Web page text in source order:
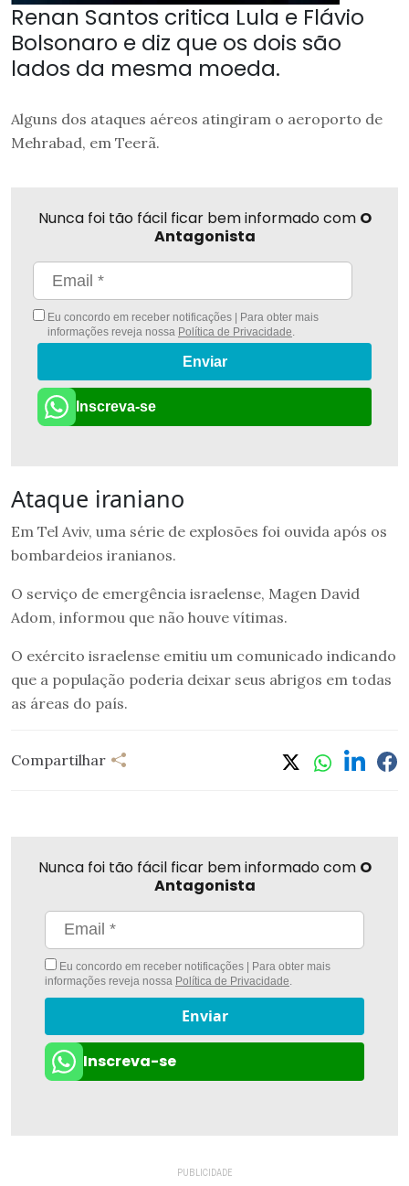
Renan Santos critica Lula e Flávio
Bolsonaro e diz que os dois são
lados da mesma moeda.
Alguns dos ataques aéreos atingiram o aeroporto de
Mehrabad, em Teerã.
Nunca foi tão fácil ficar bem informado com O
Antagonista
Eu concordo em receber notificações | Para obter mais
informações reveja nossa Política de Privacidade.
Enviar
Inscreva-se
Ataque iraniano
Em Tel Aviv, uma série de explosões foi ouvida após os
bombardeios iranianos.
O serviço de emergência israelense, Magen David
Adom, informou que não houve vítimas.
O exército israelense emitiu um comunicado indicando
que a população poderia deixar seus abrigos em todas
as áreas do país.
Compartilhar
Nunca foi tão fácil ficar bem informado com O
Antagonista
Eu concordo em receber notificações | Para obter mais
informações reveja nossa Política de Privacidade
Enviar
Inscreva-se